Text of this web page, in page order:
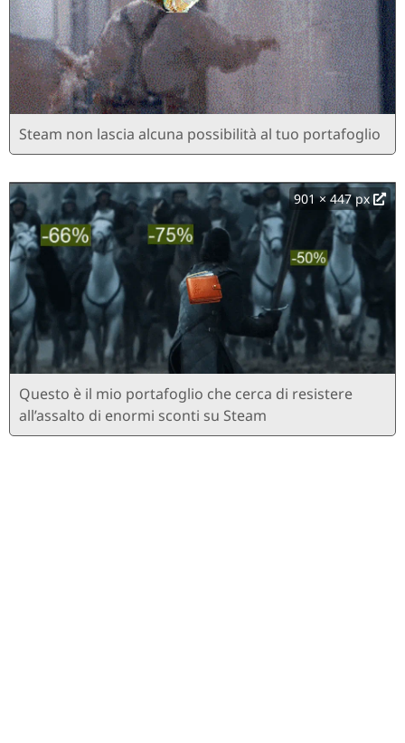
Steam non lascia alcuna possibilità al tuo portafoglio
901 × 447 px
Questo è il mio portafoglio che cerca di resistere
all’assalto di enormi sconti su Steam